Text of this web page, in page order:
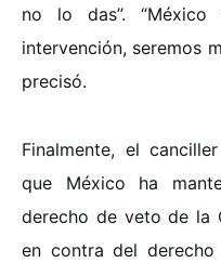
no lo das”.
intervención, seremos
precisó.
Finalmente, el
que México ha
derecho de veto de la
en contra del derecho